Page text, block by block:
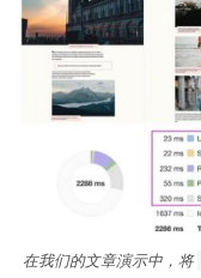
在我们的文章演示中，将